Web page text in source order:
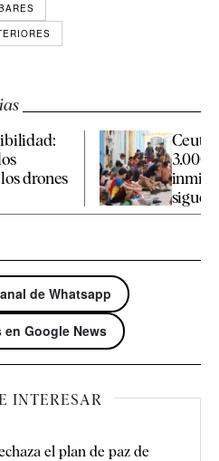
drones
Ceuta
3.000
de Whatsapp
en Google News
INTERESAR
el plan de paz de